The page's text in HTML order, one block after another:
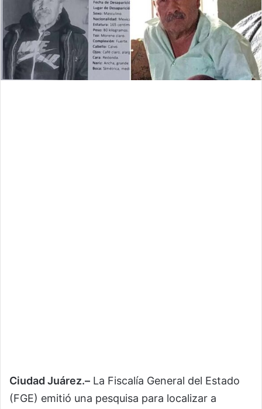
Ciudad Juárez.– La Fiscalía General del Estado
(FGE) emitió una pesquisa para localizar a